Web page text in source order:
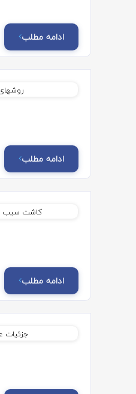
ادامه مطلب
ادامه مطلب
ادامه مطلب